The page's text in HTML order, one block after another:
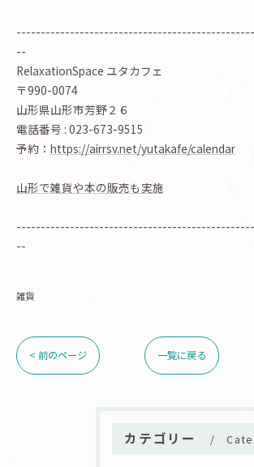
--
RelaxationSpace ユタカフェ
〒990-0074
山形県山形市芳野２６
電話番号 : 023-673-9515
予約： https://airrsv.net/yutakafe/calendar
山形で雑貨や本の販売も実施
--
雑貨
< 前のページ 一覧に戻る
カテゴリー